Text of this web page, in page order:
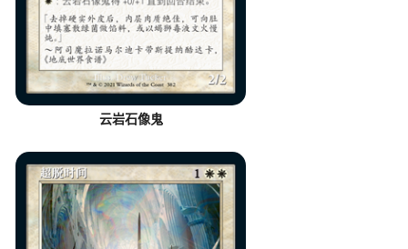
云岩石像鬼